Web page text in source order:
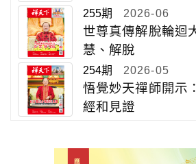
255期 2026-06
世尊真傳解脫輪迴
慧、解脫
254期 2026-05
悟覺妙天禪師開示
經和見證